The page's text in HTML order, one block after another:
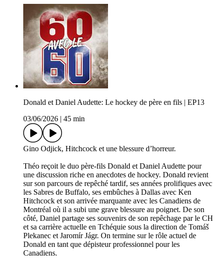
Donald et Daniel Audette: Le hockey de père en fils | EP13
03/06/2026
45 min
Gino Odjick, Hitchcock et une blessure d’horreur.
Théo reçoit le duo père-fils Donald et Daniel Audette pour
une discussion riche en anecdotes de hockey. Donald revient
sur son parcours de repêché tardif, ses années prolifiques avec
les Sabres de Buffalo, ses embûches à Dallas avec Ken
Hitchcock et son arrivée marquante avec les Canadiens de
Montréal où il a subi une grave blessure au poignet. De son
côté, Daniel partage ses souvenirs de son repêchage par le CH
et sa carrière actuelle en Tchéquie sous la direction de Tomáš
Plekanec et Jaromír Jágr. On termine sur le rôle actuel de
Donald en tant que dépisteur professionnel pour les
Canadiens.